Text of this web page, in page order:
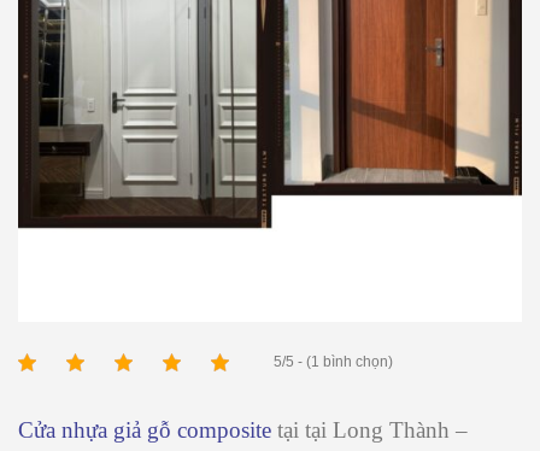
5/5 - (1 bình chọn)
Cửa nhựa giả gỗ composite tại tại Long Thành –